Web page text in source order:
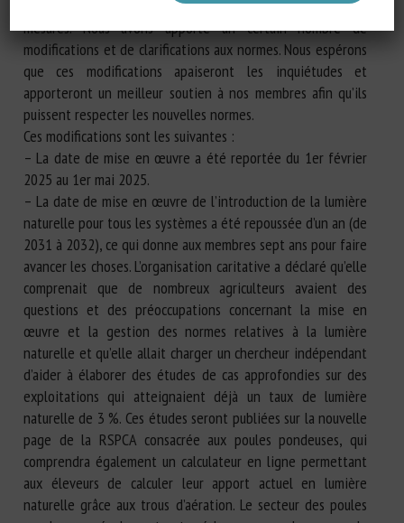
bien-être des poules et nous avons écouté et pris des
mesures. Nous avons apporté un certain nombre de
modifications et de clarifications aux normes. Nous espérons
que ces modifications apaiseront les inquiétudes et
apporteront un meilleur soutien à nos membres afin qu’ils
puissent respecter les nouvelles normes.
Ces modifications sont les suivantes :
– La date de mise en œuvre a été reportée du 1er février
2025 au 1er mai 2025.
– La date de mise en œuvre de l’introduction de la lumière
naturelle pour tous les systèmes a été repoussée d’un an (de
2031 à 2032), ce qui donne aux membres sept ans pour faire
avancer les choses. L’organisation caritative a déclaré qu’elle
comprenait que de nombreux agriculteurs avaient des
questions et des préoccupations concernant la mise en
œuvre et la gestion des normes relatives à la lumière
naturelle et qu’elle allait charger un chercheur indépendant
d’aider à élaborer des études de cas approfondies sur des
exploitations qui atteignaient déjà un taux de lumière
naturelle de 3 %. Ces études seront publiées sur la nouvelle
page de la RSPCA consacrée aux poules pondeuses, qui
comprendra également un calculateur en ligne permettant
aux éleveurs de calculer leur apport actuel en lumière
naturelle grâce aux trous d’aération. Le secteur des poules